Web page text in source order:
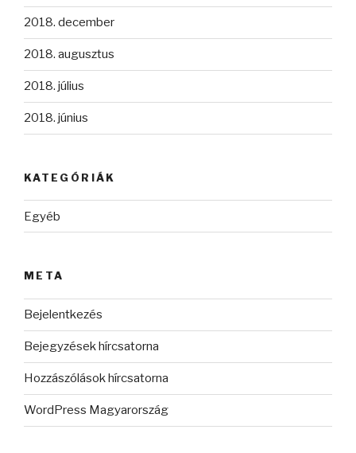
2018. december
2018. augusztus
2018. július
2018. június
KATEGÓRIÁK
Egyéb
META
Bejelentkezés
Bejegyzések hírcsatorna
Hozzászólások hírcsatorna
WordPress Magyarország